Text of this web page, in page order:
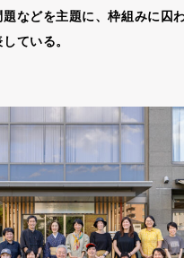
などを主題に、枠組みに囚
ている。